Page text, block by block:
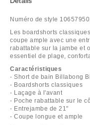
Numéro de style
Les boardshorts
coupe ample avec une
rabattable sur la jambe et
essentiel de plage,
Caractéristiques
- Short de bain Billabong
- Boardshorts classiques
- Laçage à l'avant
- Poche rabattable sur le
- Entrejambe de 21"
- Coupe longue et ample